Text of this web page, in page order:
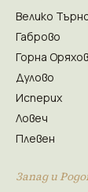
Велико
Габрово
Горна
Дулово
Исперих
Ловеч
Плевен
Запад и